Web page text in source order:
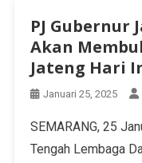
PJ Gubernur
Akan
Jateng Hari
Januari 25, 2025
SEMARANG, 25
Tengah Lembaga